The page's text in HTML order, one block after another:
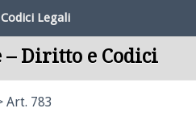
Legali
– Diritto e Codici
Art. 783